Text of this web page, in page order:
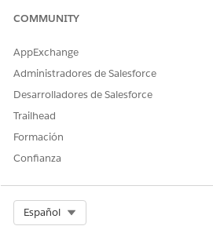
COMMUNITY
AppExchange
Administradores de Salesforce
Desarrolladores de Salesforce
Trailhead
Formación
Confianza
Español